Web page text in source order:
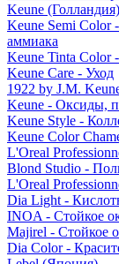
Keune (Голландия)
Keune Semi Color
аммиака
Keune Tinta Color
Keune Care - Уход
1922 by J.M.
Keune - Оксиды,
Keune Style -
Keune Color
L'Oreal
Blond Studio -
L'Oreal
Dia Light -
INOA - Стойкое
Majirel - Стойкое
Dia Color -